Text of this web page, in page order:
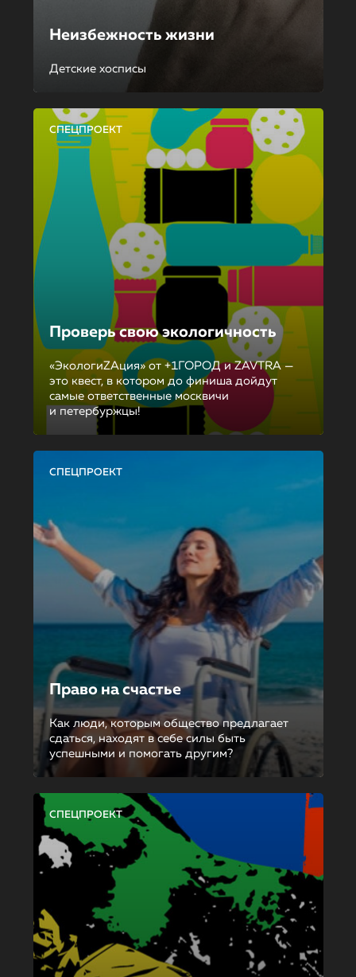
Неизбежность жизни
Детские хосписы
СПЕЦПРОЕКТ
Проверь свою экологичность
«ЭкологиZAция» от +1ГОРОД и ZAVTRA —
это квест, в котором до финиша дойдут
самые ответственные москвичи
и петербуржцы!
СПЕЦПРОЕКТ
Право на счастье
Как люди, которым общество предлагает
сдаться, находят в себе силы быть
успешными и помогать другим?
СПЕЦПРОЕКТ